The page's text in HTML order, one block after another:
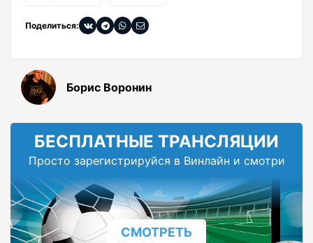
Поделиться:
Борис Воронин
БЕСПЛАТНЫЕ ТРАНСЛЯЦИИ
Просто зарегистрируйся в Винлайн и смотри
СМОТРЕТЬ